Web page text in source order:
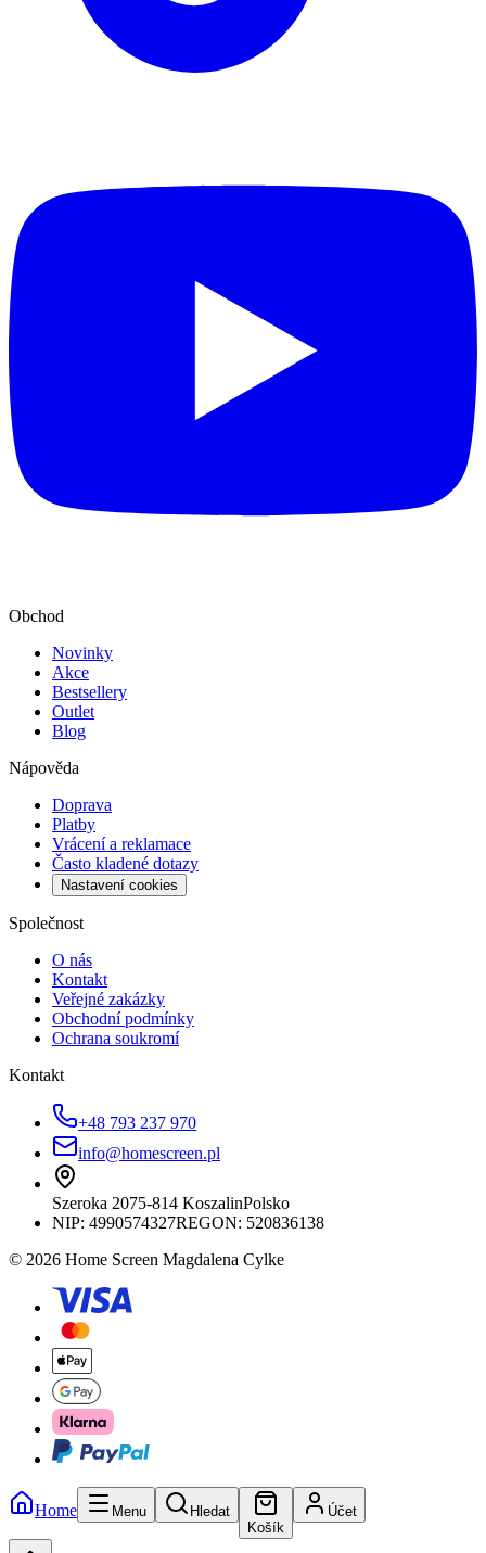
Obchod
Novinky
Akce
Bestsellery
Outlet
Blog
Nápověda
Doprava
Platby
Vrácení a reklamace
Často kladené dotazy
Nastavení cookies
Společnost
O nás
Kontakt
Veřejné zakázky
Obchodní podmínky
Ochrana soukromí
Kontakt
+48 793 237 970
info@homescreen.pl
Szeroka 2075-814 KoszalinPolsko
NIP: 4990574327REGON: 520836138
© 2026 Home Screen Magdalena Cylke
Home Menu
Hledat
Košík
Účet